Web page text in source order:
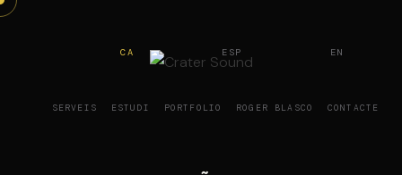
Vés
SERVEIS ESTUDI PORTFOLIO ROGER BLASCO CONTACTE
CA ESP EN